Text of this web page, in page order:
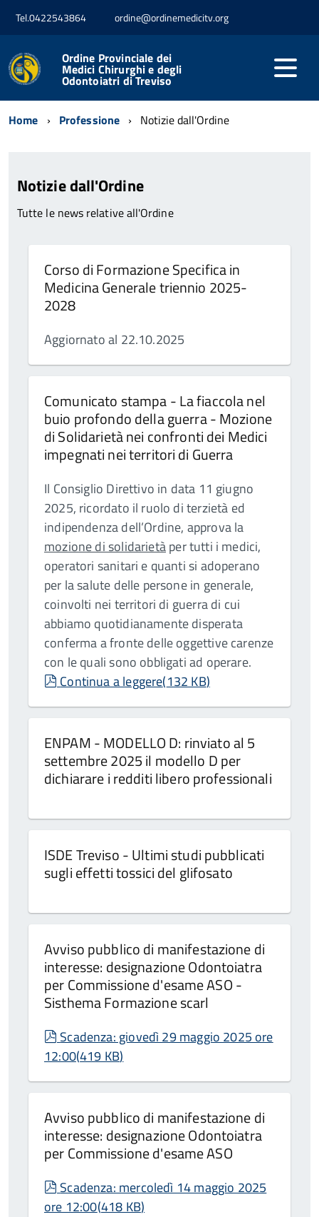
Tel.0422543864 ordine@ordinemedicitv.org
Ordine Provinciale dei
Medici Chirurghi e degli
Odontoiatri di Treviso
Home Professione Notizie dall'Ordine
Notizie dall'Ordine
Tutte le news relative all'Ordine
Corso di Formazione Specifica in
Medicina Generale triennio 2025-
2028
Aggiornato al 22.10.2025
Comunicato stampa - La fiaccola nel
buio profondo della guerra - Mozione
di Solidarietà nei confronti dei Medici
impegnati nei territori di Guerra
Il Consiglio Direttivo in data 11 giugno
2025, ricordato il ruolo di terzietà ed
indipendenza dell’Ordine, approva la
mozione di solidarietàper tutti i medici,
operatori sanitari e quanti si adoperano
per la salute delle persone in generale,
coinvolti nei territori di guerra di cui
abbiamo quotidianamente disperata
conferma a fronte delle oggettive carenze
con le quali sono obbligati ad operare.
pdf
Continua a leggere(132 KB)
ENPAM - MODELLO D: rinviato al 5
settembre 2025 il modello D per
dichiarare i redditi libero professionali
ISDE Treviso - Ultimi studi pubblicati
sugli effetti tossici del glifosato
Avviso pubblico di manifestazione di
interesse: designazione Odontoiatra
per Commissione d'esame ASO -
Sisthema Formazione scarl
pdf
Scadenza: giovedì 29 maggio 2025 ore
12:00(419 KB)
Avviso pubblico di manifestazione di
interesse: designazione Odontoiatra
per Commissione d'esame ASO
pdf
Scadenza: mercoledì 14 maggio 2025
ore 12:00(418 KB)